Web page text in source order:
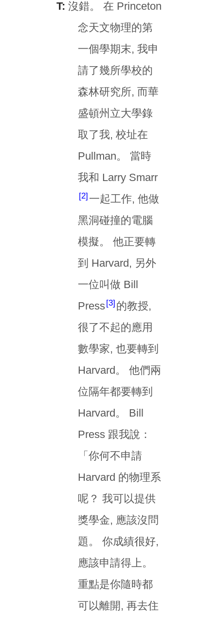
T: 沒錯。 在 Princeton
念天文物理的第
一個學期末, 我申
請了幾所學校的
森林研究所, 而華
盛頓州立大學錄
取了我, 校址在
Pullman。 當時
我和 Larry Smarr
2 一起工作, 他做
黑洞碰撞的電腦
模擬。 他正要轉
到 Harvard, 另外
一位叫做 Bill
Press 3 的教授,
很了不起的應用
數學家, 也要轉到
Harvard。 他們兩
位隔年都要轉到
Harvard。 Bill
Press 跟我說：
「你何不申請
Harvard 的物理系
呢？ 我可以提供
獎學金, 應該沒問
題。 你成績很好,
應該申請得上。
重點是你隨時都
可以離開, 再去住